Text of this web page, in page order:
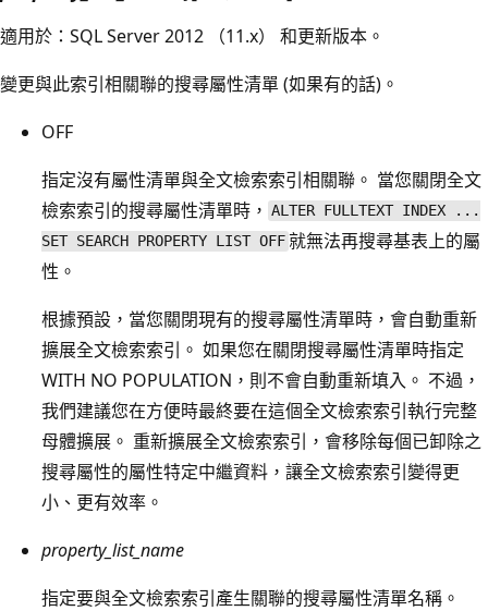
適用於：SQL Server 2012 （11.x） 和更新版本。
變更與此索引相關聯的搜尋屬性清單 (如果有的話)。
OFF
指定沒有屬性清單與全文檢索索引相關聯。 當您關閉全文
檢索索引的搜尋屬性清單時， ALTER FULLTEXT INDEX ...
SET SEARCH PROPERTY LIST OFF就無法再搜尋基表上的屬
性。
根據預設，當您關閉現有的搜尋屬性清單時，會自動重新
擴展全文檢索索引。 如果您在關閉搜尋屬性清單時指定
WITH NO POPULATION，則不會自動重新填入。 不過，
我們建議您在方便時最終要在這個全文檢索索引執行完整
母體擴展。 重新擴展全文檢索索引，會移除每個已卸除之
搜尋屬性的屬性特定中繼資料，讓全文檢索索引變得更
小、更有效率。
property_list_name
指定要與全文檢索索引產生關聯的搜尋屬性清單名稱。